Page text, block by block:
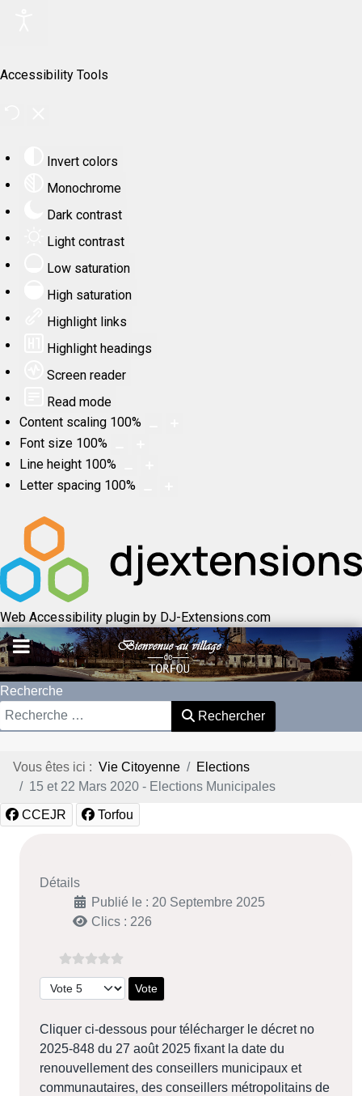
Accessibility Tools
Invert colors
Monochrome
Dark contrast
Light contrast
Low saturation
High saturation
Highlight links
Highlight headings
Screen reader
Read mode
Content scaling 100%
Font size 100%
Line height 100%
Letter spacing 100%
Web Accessibility plugin by DJ-Extensions.com
Recherche
Rechercher
Vous êtes ici : Vie Citoyenne
Elections
15 et 22 Mars 2020 - Elections Municipales
CCEJR Torfou
Détails
Publié le : 20 Septembre 2025
Clics : 226
Veuillez voter
Cliquer ci-dessous pour télécharger le décret no
2025-848 du 27 août 2025 fixant la date du
renouvellement des conseillers municipaux et
communautaires, des conseillers métropolitains de